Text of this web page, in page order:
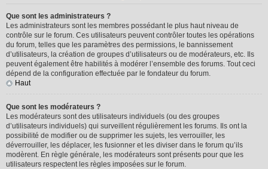
Que sont les administrateurs ?
Les administrateurs sont les membres possédant le plus haut niveau de
contrôle sur le forum. Ces utilisateurs peuvent contrôler toutes les opérations
du forum, telles que les paramètres des permissions, le bannissement
d’utilisateurs, la création de groupes d’utilisateurs ou de modérateurs, etc. Ils
peuvent également être habilités à modérer l’ensemble des forums. Tout ceci
dépend de la configuration effectuée par le fondateur du forum.
Haut
Que sont les modérateurs ?
Les modérateurs sont des utilisateurs individuels (ou des groupes
d’utilisateurs individuels) qui surveillent régulièrement les forums. Ils ont la
possibilité de modifier ou de supprimer les sujets, les verrouiller, les
déverrouiller, les déplacer, les fusionner et les diviser dans le forum qu’ils
modèrent. En règle générale, les modérateurs sont présents pour que les
utilisateurs respectent les règles imposées sur le forum.